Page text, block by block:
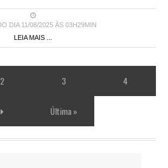
DIA 11/08/2025 ÀS 03H29MIN
LEIA MAIS ...
2 3 4
Última »